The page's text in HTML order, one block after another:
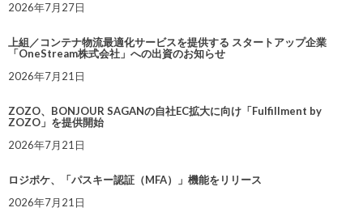
2026年7月27日
上組／コンテナ物流最適化サービスを提供する スタートアップ企業
「OneStream株式会社」への出資のお知らせ
2026年7月21日
ZOZO、BONJOUR SAGANの自社EC拡大に向け「Fulfillment by
ZOZO」を提供開始
2026年7月21日
ロジポケ、「パスキー認証（MFA）」機能をリリース
2026年7月21日